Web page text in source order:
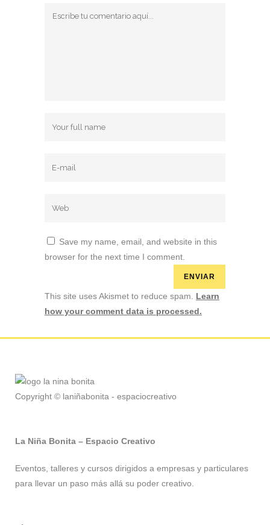
Save my name, email, and website in this
browser for the next time I comment.
This site uses Akismet to reduce spam. Learn
how your comment data is processed.
Copyright © laniñabonita - espaciocreativo
La Niña Bonita – Espacio Creativo
Eventos, talleres y cursos dirigidos a empresas y particulares
para llevar un paso más allá su poder creativo.